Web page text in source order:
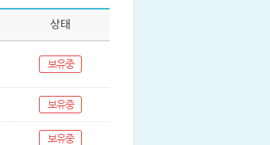
상태
보유중
보유중
보유중